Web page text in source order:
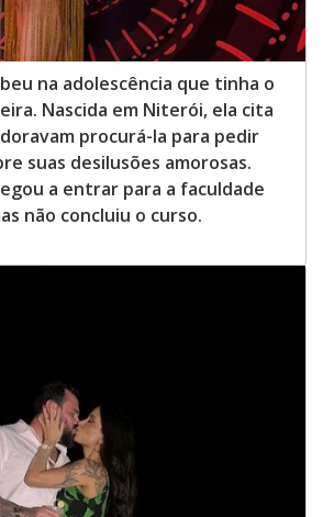
na adolescência que tinha o
Nascida em Niterói, ela cita
procurá-la para pedir
suas desilusões amorosas.
a entrar para a faculdade
não concluiu o curso.